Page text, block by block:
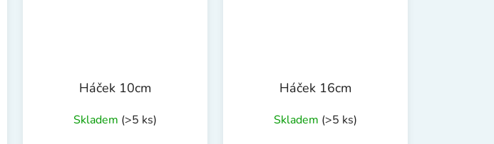
Háček 10cm
Skladem (>5 ks)
Háček 16cm
Skladem (>5 ks)